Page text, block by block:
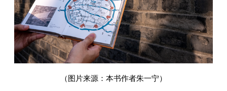
（图片来源：本书作者朱一宁）